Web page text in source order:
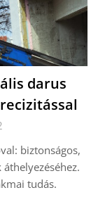
darus
biztonságos,
tudás.